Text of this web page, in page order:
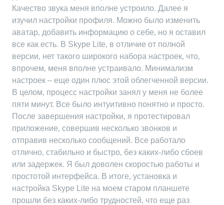
Качество звука меня вполне устроило. Далее я
изучил настройки профиля. Можно было изменить
аватар‚ добавить информацию о себе‚ но я оставил
все как есть. В Skype Lite‚ в отличие от полной
версии‚ нет такого широкого набора настроек‚ что‚
впрочем‚ меня вполне устраивало. Минимализм
настроек – еще один плюс этой облегченной версии.
В целом‚ процесс настройки занял у меня не более
пяти минут. Все было интуитивно понятно и просто.
После завершения настройки‚ я протестировал
приложение‚ совершив несколько звонков и
отправив несколько сообщений. Все работало
отлично‚ стабильно и быстро‚ без каких-либо сбоев
или задержек. Я был доволен скоростью работы и
простотой интерфейса. В итоге‚ установка и
настройка Skype Lite на моем старом планшете
прошли без каких-либо трудностей‚ что еще раз